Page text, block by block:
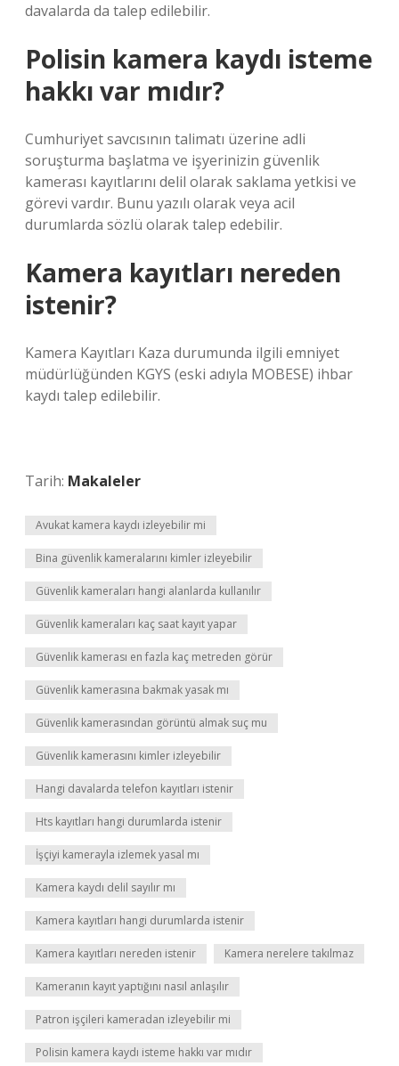
davalarda da talep edilebilir.
Polisin kamera kaydı isteme
hakkı var mıdır?
Cumhuriyet savcısının talimatı üzerine adli
soruşturma başlatma ve işyerinizin güvenlik
kamerası kayıtlarını delil olarak saklama yetkisi ve
görevi vardır. Bunu yazılı olarak veya acil
durumlarda sözlü olarak talep edebilir.
Kamera kayıtları nereden
istenir?
Kamera Kayıtları Kaza durumunda ilgili emniyet
müdürlüğünden KGYS (eski adıyla MOBESE) ihbar
kaydı talep edilebilir.
Tarih: Makaleler
Avukat kamera kaydı izleyebilir mi
Bina güvenlik kameralarını kimler izleyebilir
Güvenlik kameraları hangi alanlarda kullanılır
Güvenlik kameraları kaç saat kayıt yapar
Güvenlik kamerası en fazla kaç metreden görür
Güvenlik kamerasına bakmak yasak mı
Güvenlik kamerasından görüntü almak suç mu
Güvenlik kamerasını kimler izleyebilir
Hangi davalarda telefon kayıtları istenir
Hts kayıtları hangi durumlarda istenir
İşçiyi kamerayla izlemek yasal mı
Kamera kaydı delil sayılır mı
Kamera kayıtları hangi durumlarda istenir
Kamera kayıtları nereden istenir Kamera nerelere takılmaz
Kameranın kayıt yaptığını nasıl anlaşılır
Patron işçileri kameradan izleyebilir mi
Polisin kamera kaydı isteme hakkı var mıdır